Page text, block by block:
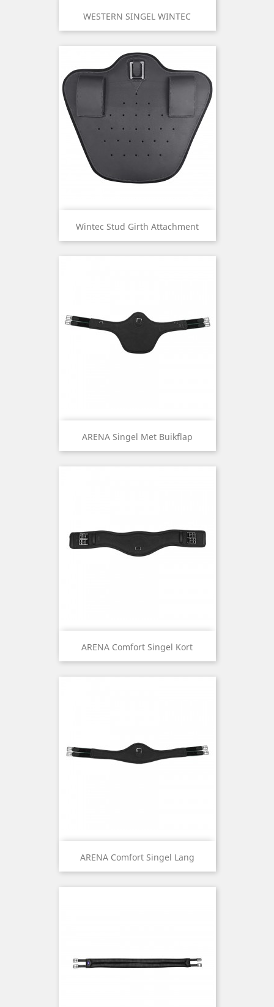
WESTERN SINGEL WINTEC
Wintec Stud Girth Attachment
ARENA Singel Met Buikflap
ARENA Comfort Singel Kort
ARENA Comfort Singel Lang